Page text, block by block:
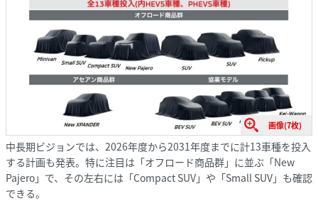
画像(7枚)
中長期ビジョンでは、2026年度から2031年度までに計13車種を投入
する計画も発表。特に注目は「オフロード商品群」に並ぶ「New
Pajero」で、その左右には「Compact SUV」や「Small SUV」も確認
できる。